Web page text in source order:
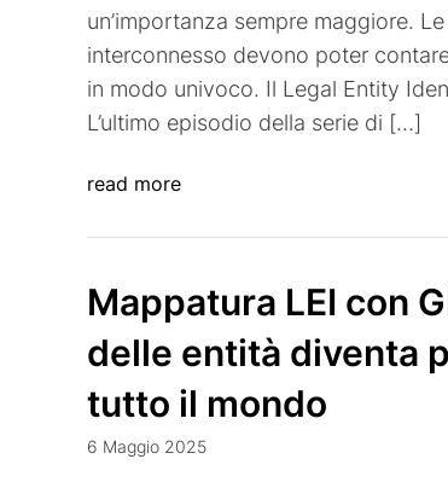
un’importanza sempre maggiore.
interconnesso devono poter
in modo univoco. Il Legal Entity
L’ultimo episodio della serie di […]
read more
Mappatura LEI con
delle entità diventa
tutto il mondo
6 Maggio 2025